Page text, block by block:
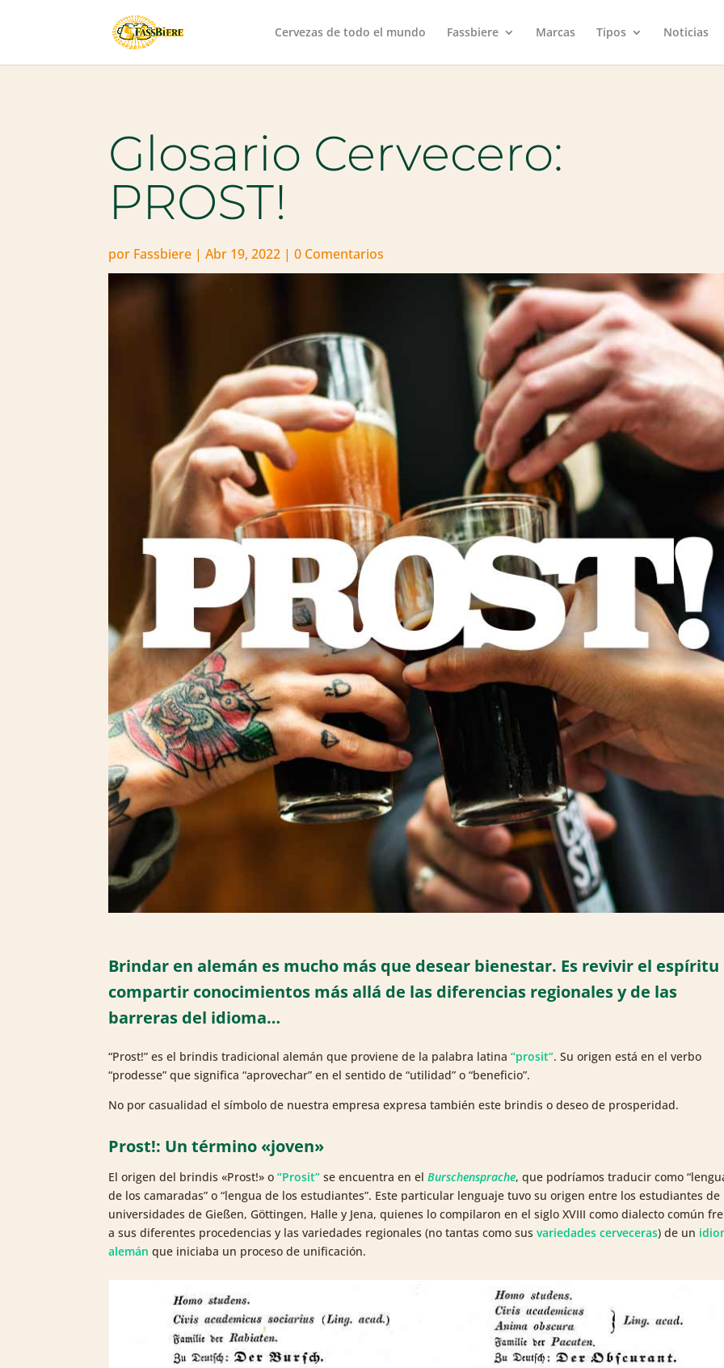
Cervezas de todo el mundo Fassbiere Marcas Tipos Noticias
Glosario Cervecero:
PROST!
por Fassbiere |Abr 19, 2022 |0 Comentarios
Brindar en alemán es mucho más que desear bienestar. Es revivir el espíritu
compartir conocimientos más allá de las diferencias regionales y de las
barreras del idioma…
“Prost!” es el brindis tradicional alemán que proviene de la palabra latina“prosit”. Su origen está en el verbo
“prodesse” que significa “aprovechar” en el sentido de “utilidad” o “beneficio”.
No por casualidad el símbolo de nuestra empresa expresa también este brindis o deseo de prosperidad.
Prost!: Un término «joven»
El origen del brindis «Prost!» o“Prosit” se encuentra en elBurschensprache, que podríamos traducir como
de los camaradas” o “lengua de los estudiantes”. Este particular lenguaje tuvo su origen entre los estudiantes de
universidades de Gießen, Göttingen, Halle y Jena, quienes lo compilaron en el siglo XVIII como dialecto común
a sus diferentes procedencias y las variedades regionales (no tantas como susvariedades cerveceras) de un
alemán que iniciaba un proceso de unificación.